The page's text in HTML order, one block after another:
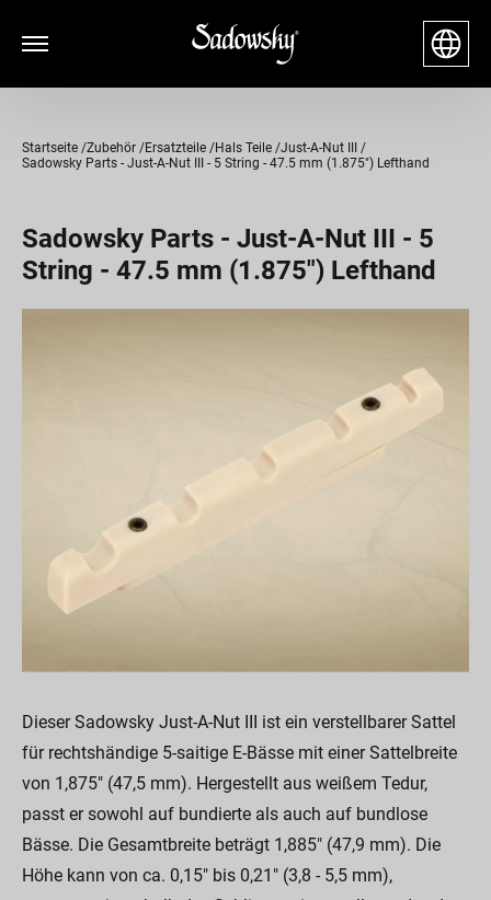
Startseite Zubehör Ersatzteile Hals Teile Just-A-Nut III
Sadowsky Parts - Just-A-Nut III - 5 String - 47.5 mm (1.875") Lefthand
Sadowsky Parts - Just-A-Nut III - 5
String - 47.5 mm (1.875") Lefthand
Dieser Sadowsky Just-A-Nut III ist ein verstellbarer Sattel
für rechtshändige 5-saitige E-Bässe mit einer Sattelbreite
von 1,875" (47,5 mm). Hergestellt aus weißem Tedur,
passt er sowohl auf bundierte als auch auf bundlose
Bässe. Die Gesamtbreite beträgt 1,885" (47,9 mm). Die
Höhe kann von ca. 0,15" bis 0,21" (3,8 - 5,5 mm),